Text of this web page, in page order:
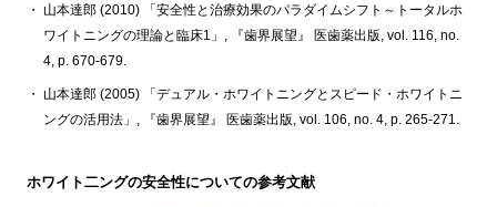
山本達郎 (2010) 「安全性と治療効果のパラダイムシフト～トータルホ
ワイトニングの理論と臨床1」, 『歯界展望』 医歯薬出版, vol. 116, no.
4, p. 670-679.
山本達郎 (2005) 「デュアル・ホワイトニングとスピード・ホワイトニ
ングの活用法」, 『歯界展望』 医歯薬出版, vol. 106, no. 4, p. 265-271.
ホワイト二ングの安全性についての参考文献